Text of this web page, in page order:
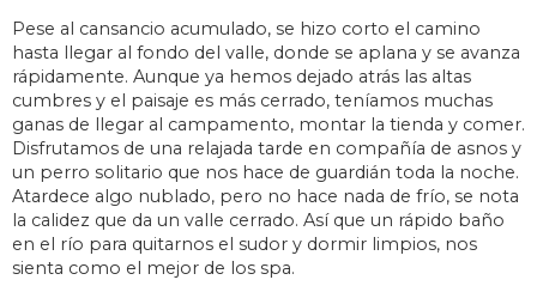
Pese al cansancio acumulado, se hizo corto el camino
hasta llegar al fondo del valle, donde se aplana y se avanza
rápidamente. Aunque ya hemos dejado atrás las altas
cumbres y el paisaje es más cerrado, teníamos muchas
ganas de llegar al campamento, montar la tienda y comer.
Disfrutamos de una relajada tarde en compañía de asnos y
un perro solitario que nos hace de guardián toda la noche.
Atardece algo nublado, pero no hace nada de frío, se nota
la calidez que da un valle cerrado. Así que un rápido baño
en el río para quitarnos el sudor y dormir limpios, nos
sienta como el mejor de los spa.